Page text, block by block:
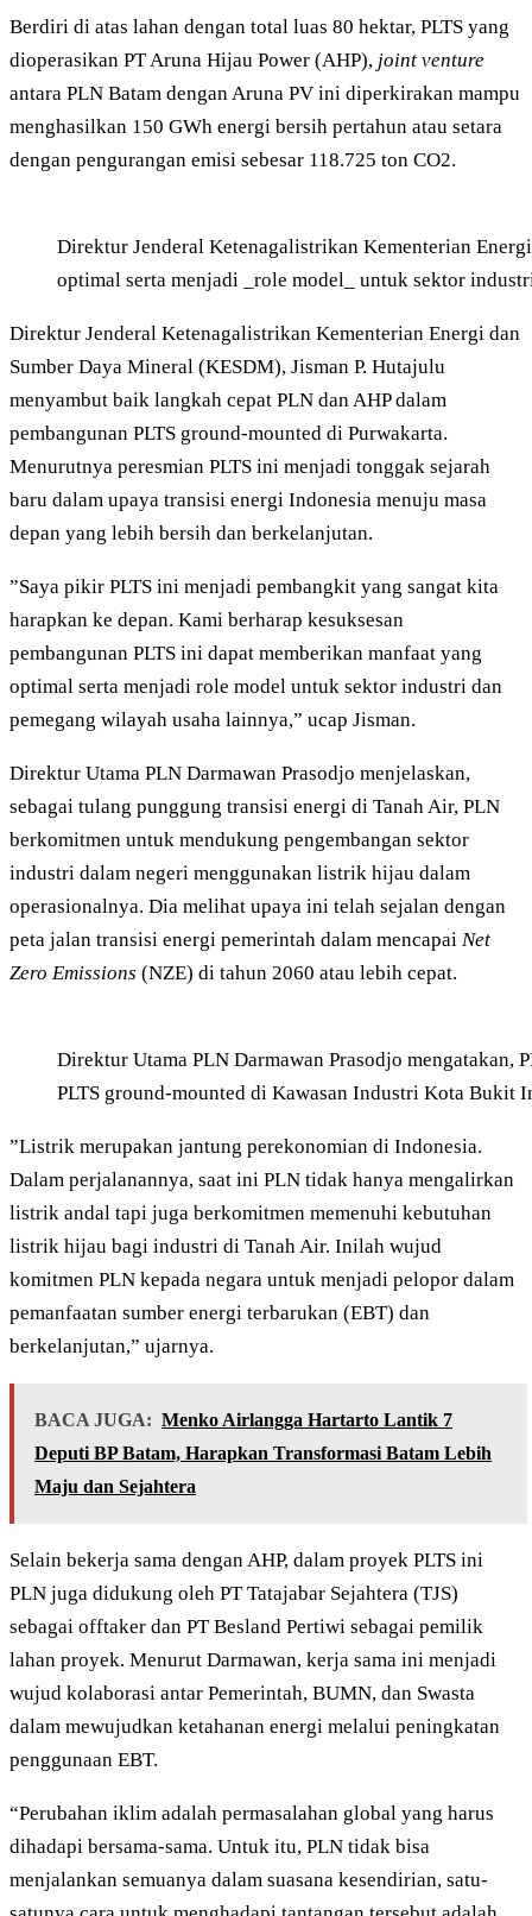
Berdiri di atas lahan dengan total luas 80 hektar, PLTS yang
dioperasikan PT Aruna Hijau Power (AHP), joint venture
antara PLN Batam dengan Aruna PV ini diperkirakan mampu
menghasilkan 150 GWh energi bersih pertahun atau setara
dengan pengurangan emisi sebesar 118.725 ton CO2.
Direktur Jenderal Ketenagalistrikan Kementerian
optimal serta menjadi _role model_ untuk sektor
Direktur Jenderal Ketenagalistrikan Kementerian Energi dan
Sumber Daya Mineral (KESDM), Jisman P. Hutajulu
menyambut baik langkah cepat PLN dan AHP dalam
pembangunan PLTS ground-mounted di Purwakarta.
Menurutnya peresmian PLTS ini menjadi tonggak sejarah
baru dalam upaya transisi energi Indonesia menuju masa
depan yang lebih bersih dan berkelanjutan.
”Saya pikir PLTS ini menjadi pembangkit yang sangat kita
harapkan ke depan. Kami berharap kesuksesan
pembangunan PLTS ini dapat memberikan manfaat yang
optimal serta menjadi role model untuk sektor industri dan
pemegang wilayah usaha lainnya,” ucap Jisman.
Direktur Utama PLN Darmawan Prasodjo menjelaskan,
sebagai tulang punggung transisi energi di Tanah Air, PLN
berkomitmen untuk mendukung pengembangan sektor
industri dalam negeri menggunakan listrik hijau dalam
operasionalnya. Dia melihat upaya ini telah sejalan dengan
peta jalan transisi energi pemerintah dalam mencapai Net
Zero Emissions (NZE) di tahun 2060 atau lebih cepat.
Direktur Utama PLN Darmawan Prasodjo
PLTS ground-mounted di Kawasan Industri Kota Bukit
”Listrik merupakan jantung perekonomian di Indonesia.
Dalam perjalanannya, saat ini PLN tidak hanya mengalirkan
listrik andal tapi juga berkomitmen memenuhi kebutuhan
listrik hijau bagi industri di Tanah Air. Inilah wujud
komitmen PLN kepada negara untuk menjadi pelopor dalam
pemanfaatan sumber energi terbarukan (EBT) dan
berkelanjutan,” ujarnya.
BACA JUGA: Menko Airlangga Hartarto Lantik 7
Deputi BP Batam, Harapkan Transformasi Batam Lebih
Maju dan Sejahtera
Selain bekerja sama dengan AHP, dalam proyek PLTS ini
PLN juga didukung oleh PT Tatajabar Sejahtera (TJS)
sebagai offtaker dan PT Besland Pertiwi sebagai pemilik
lahan proyek. Menurut Darmawan, kerja sama ini menjadi
wujud kolaborasi antar Pemerintah, BUMN, dan Swasta
dalam mewujudkan ketahanan energi melalui peningkatan
penggunaan EBT.
“Perubahan iklim adalah permasalahan global yang harus
dihadapi bersama-sama. Untuk itu, PLN tidak bisa
menjalankan semuanya dalam suasana kesendirian, satu-